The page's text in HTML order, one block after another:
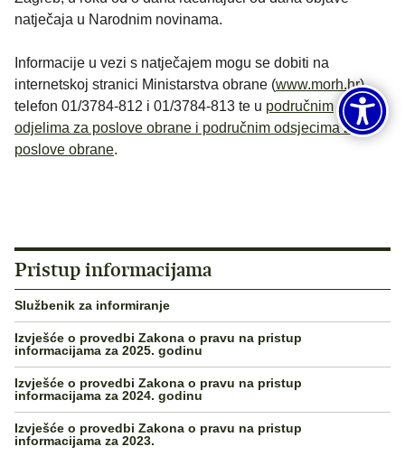
natječaja u Narodnim novinama.
Informacije u vezi s natječajem mogu se dobiti na
internetskoj stranici Ministarstva obrane (www.morh.hr),
telefon 01/3784-812 i 01/3784-813 te u područnim
odjelima za poslove obrane i područnim odsjecima za
poslove obrane.
Pristup informacijama
Službenik za informiranje
Izvješće o provedbi Zakona o pravu na pristup
informacijama za 2025. godinu
Izvješće o provedbi Zakona o pravu na pristup
informacijama za 2024. godinu
Izvješće o provedbi Zakona o pravu na pristup
informacijama za 2023.